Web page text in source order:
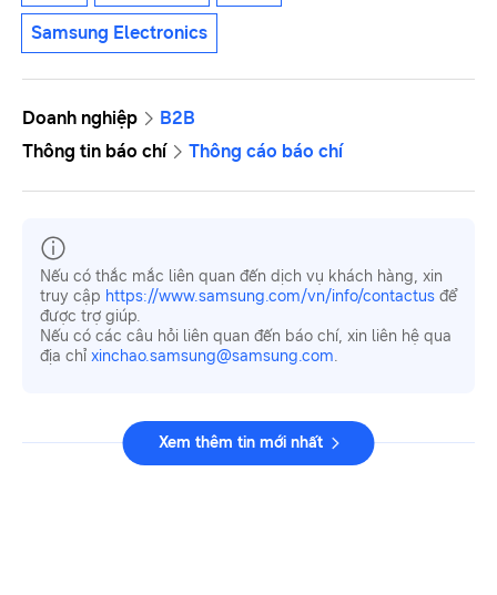
Samsung Electronics
Doanh nghiệp
B2B
Thông tin báo chí
Thông cáo báo chí
Nếu có thắc mắc liên quan đến dịch vụ khách hàng, xin
truy cập https://www.samsung.com/vn/info/contactus để
được trợ giúp.
Nếu có các câu hỏi liên quan đến báo chí, xin liên hệ qua
địa chỉ xinchao.samsung@samsung.com.
Xem thêm tin mới nhất